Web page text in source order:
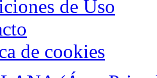
de Uso
de cookies